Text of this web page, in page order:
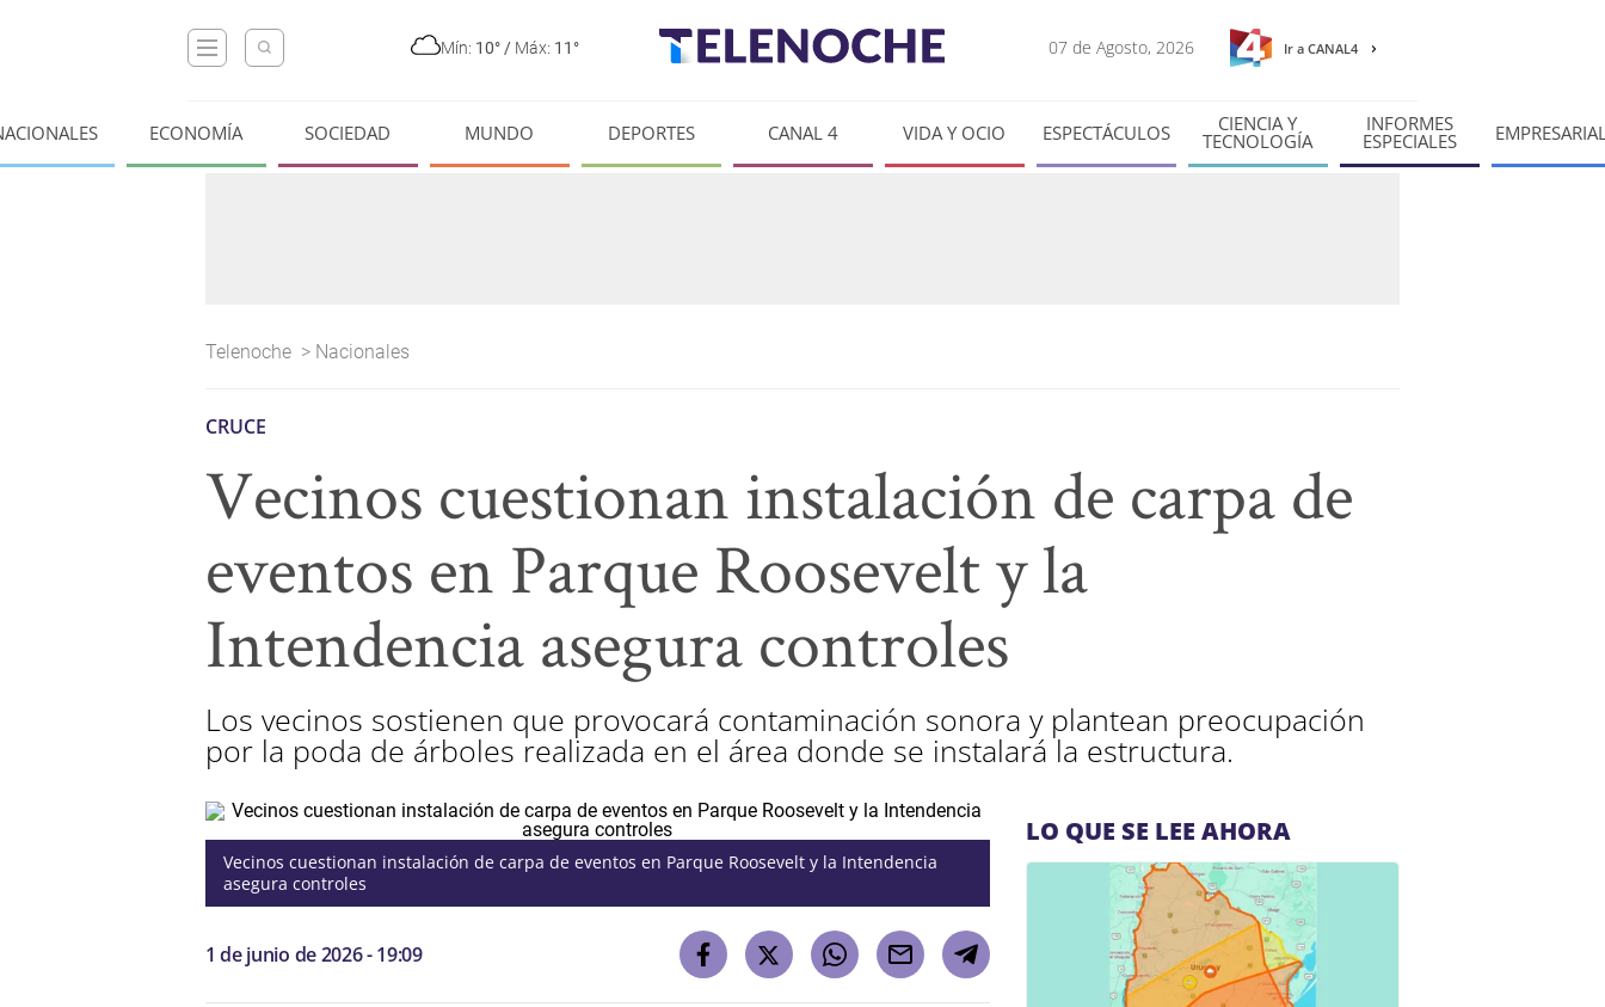
Mín: 10° / Máx: 11° 07 de Agosto, 2026 Ir a CANAL4
ECONOMÍA SOCIEDAD MUNDO DEPORTES CANAL 4 VIDA Y OCIO ESPECTÁCULOS CIENCIA Y
TECNOLOGÍA
INFORMES
ESPECIALES
Telenoche > Nacionales
CRUCE
Vecinos cuestionan instalación de carpa de
eventos en Parque Roosevelt y la
Intendencia asegura controles
Los vecinos sostienen que provocará contaminación sonora y plantean preocupación
por la poda de árboles realizada en el área donde se instalará la estructura.
Vecinos cuestionan instalación de carpa de eventos en Parque Roosevelt y la Intendencia
asegura controles
1 de junio de 2026 - 19:09
LO QUE SE LEE AHORA